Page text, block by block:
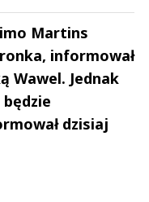
Martins
informował
Wawel. Jednak
dzisiaj